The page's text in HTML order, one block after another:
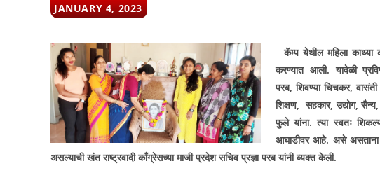
POST
PUBLISHED:
JANUARY 4, 2023
कॅम्प येथील महिला काथ्या
करण्यात आली. यावेळी
परब,शिवण्या चिचकर,
शिक्षण,सहकार,उद्योग,सैन्य
फुले यांना. त्या स्वतः
आघाडीवर आहे. असे असताना
असल्याची खंत राष्ट्रवादी काँग्रेसच्या माजी प्रदेश सचिव प्रज्ञा परब यांनी व्यक्त केली.